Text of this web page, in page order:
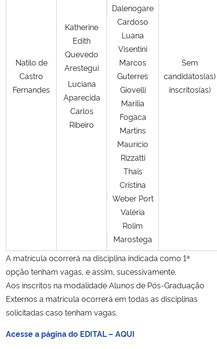
Natilo de
Castro
Fernandes
Katherine
Edith
Quevedo
Arestegui
Luciana
Aparecida
Carlos
Ribeiro
Dalenogare
Cardoso
Luana
Visentini
Marcos
Guterres
Giovelli
Marilia
Fogaca
Martins
Maurício
Rizzatti
Thais
Cristina
Weber Port
Valéria
Rolim
Marostega
Sem
candidatos(as)
inscritos(as)
A matrícula ocorrerá na disciplina indicada como 1ª
opção tenham vagas, e assim, sucessivamente.
Aos inscritos na modalidade Alunos de Pós-Graduação
Externos a matrícula ocorrerá em todas as disciplinas
solicitadas caso tenham vagas.
Acesse a página do EDITAL – AQUI